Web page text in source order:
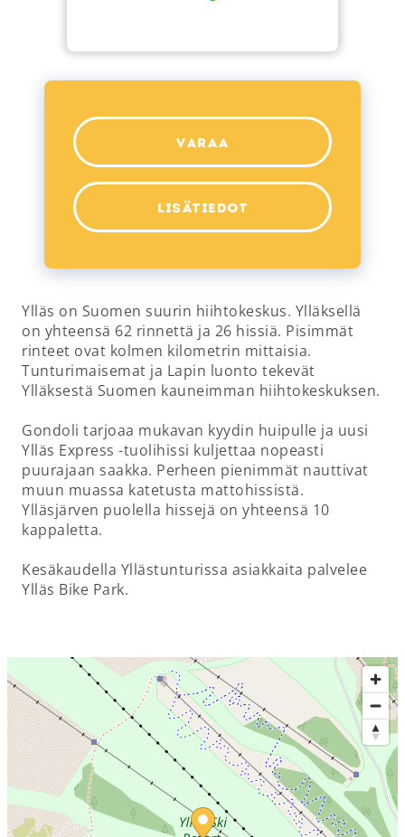
VARAA
LISÄTIEDOT
Ylläs on Suomen suurin hiihtokeskus. Ylläksellä
on yhteensä 62 rinnettä ja 26 hissiä. Pisimmät
rinteet ovat kolmen kilometrin mittaisia.
Tunturimaisemat ja Lapin luonto tekevät
Ylläksestä Suomen kauneimman hiihtokeskuksen.
Gondoli tarjoaa mukavan kyydin huipulle ja uusi
Ylläs Express -tuolihissi kuljettaa nopeasti
puurajaan saakka. Perheen pienimmät nauttivat
muun muassa katetusta mattohissistä.
Ylläsjärven puolella hissejä on yhteensä 10
kappaletta.
Kesäkaudella Yllästunturissa asiakkaita palvelee
Ylläs Bike Park.